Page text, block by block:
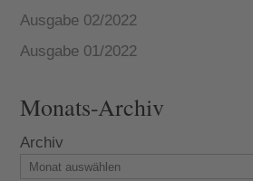
Ausgabe 02/2022
Ausgabe 01/2022
Monats-Archiv
Archiv